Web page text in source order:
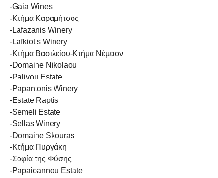
-Gaia Wines
-Κτήμα Καραμήτσος
-Lafazanis Winery
-Lafkiotis Winery
-Κτήμα Βασιλείου-Κτήμα Νέμειον
-Domaine Nikolaou
-Palivou Estate
-Papantonis Winery
-Estate Raptis
-Semeli Estate
-Sellas Winery
-Domaine Skouras
-Κτήμα Πυργάκη
-Σοφία της Φύσης
-Papaioannou Estate